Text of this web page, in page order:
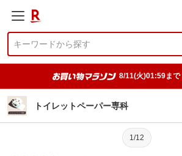
8/11(火)01:59まで
トイレットペーパー専科
1/12